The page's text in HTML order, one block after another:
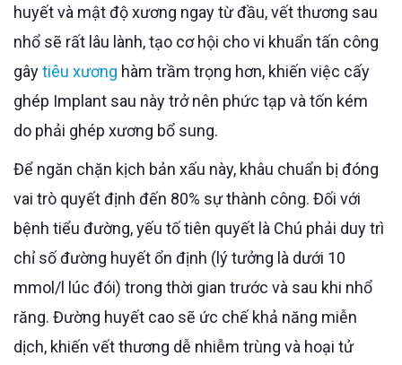
huyết và mật độ xương ngay từ đầu, vết thương sau
nhổ sẽ rất lâu lành, tạo cơ hội cho vi khuẩn tấn công
gâytiêu xương hàm trầm trọng hơn, khiến việc cấy
ghép Implant sau này trở nên phức tạp và tốn kém
do phải ghép xương bổ sung.
Để ngăn chặn kịch bản xấu này, khâu chuẩn bị đóng
vai trò quyết định đến 80% sự thành công. Đối với
bệnh tiểu đường, yếu tố tiên quyết là Chú phải duy trì
chỉ số đường huyết ổn định (lý tưởng là dưới 10
mmol/l lúc đói) trong thời gian trước và sau khi nhổ
răng. Đường huyết cao sẽ ức chế khả năng miễn
dịch, khiến vết thương dễ nhiễm trùng và hoại tử